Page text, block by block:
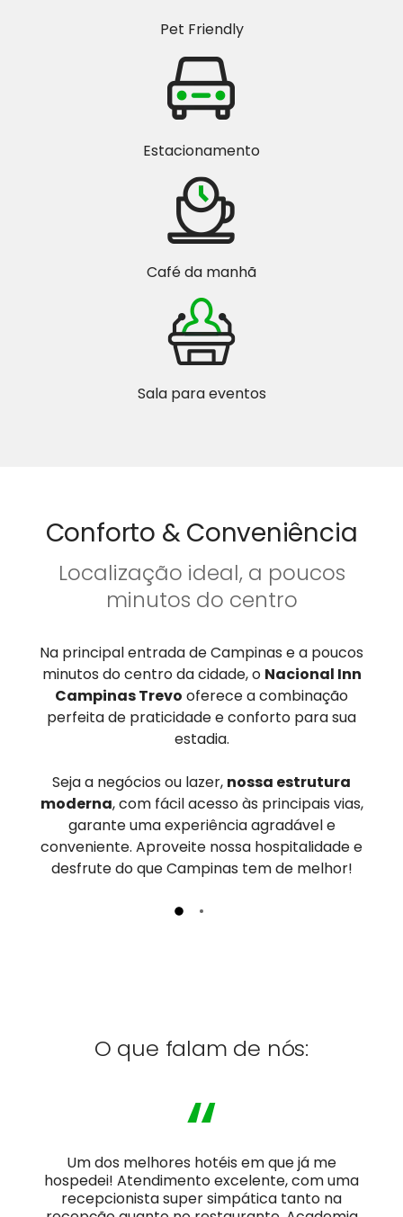
Pet Friendly
Estacionamento
Café da manhã
Sala para eventos
Conforto & Conveniência
Localização ideal, a poucos
minutos do centro
Na principal entrada de Campinas e a poucos
minutos do centro da cidade, o Nacional Inn
Campinas Trevo oferece a combinação
perfeita de praticidade e conforto para sua
estadia.
Seja a negócios ou lazer, nossa estrutura
moderna, com fácil acesso às principais vias,
garante uma experiência agradável e
conveniente. Aproveite nossa hospitalidade e
desfrute do que Campinas tem de melhor!
O que falam de nós:
“
Um dos melhores hotéis em que já me
hospedei! Atendimento excelente, com uma
recepcionista super simpática tanto na